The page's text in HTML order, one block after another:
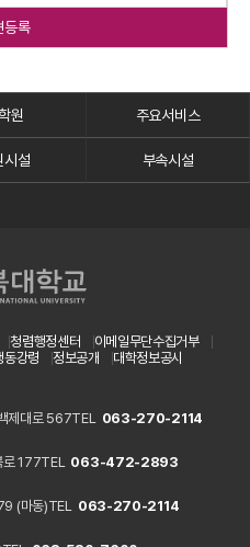
등록
원 주요서비스
시설 부속시설
청렴행정센터
이메일무단수집거부
동강령 정보공개 대학정보공시
제대로 567TEL 063-270-2114
로 177TEL 063-472-2893
(마동)TEL 063-270-2114